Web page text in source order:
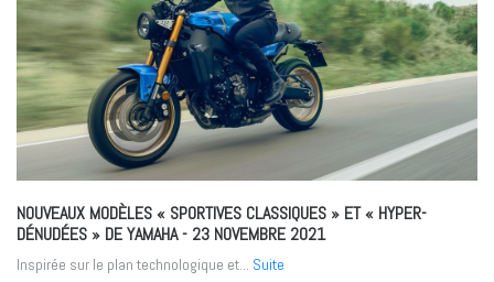
NOUVEAUX MODÈLES « SPORTIVES CLASSIQUES » ET « HYPER-
DÉNUDÉES » DE YAMAHA- 23 NOVEMBRE 2021
Inspirée sur le plan technologique et... Suite